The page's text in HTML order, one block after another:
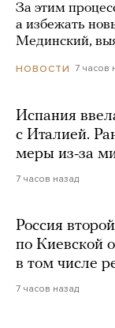
За этим
а избежать
Мединский,
НОВОСТИ 7 часов
Испания
с Италией.
меры из-за
7 часов назад
Россия
по Киевской
в том числе
7 часов назад